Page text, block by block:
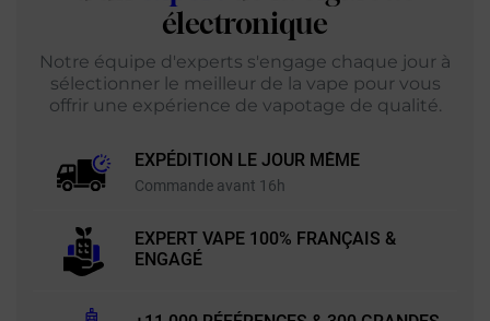
électronique
Notre équipe d'experts s'engage chaque jour à
sélectionner le meilleur de la vape pour vous
offrir une expérience de vapotage de qualité.
EXPÉDITION LE JOUR MÊME
Commande avant 16h
EXPERT VAPE 100% FRANÇAIS &
ENGAGÉ